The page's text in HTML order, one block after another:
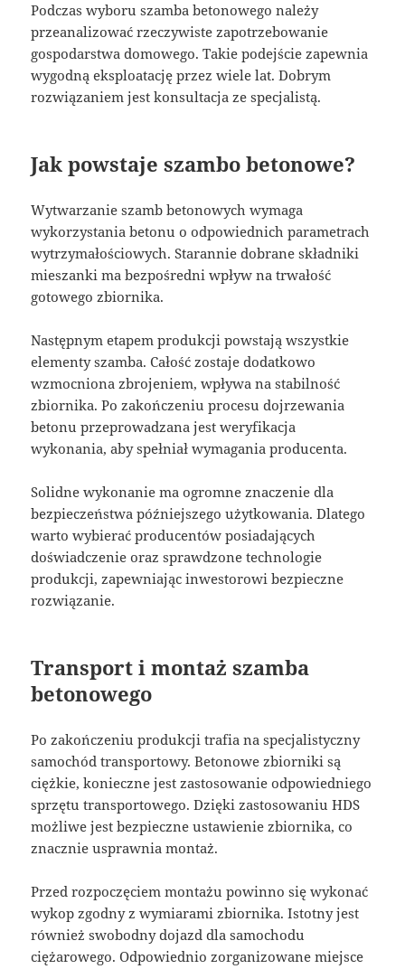
Podczas wyboru szamba betonowego należy
przeanalizować rzeczywiste zapotrzebowanie
gospodarstwa domowego. Takie podejście zapewnia
wygodną eksploatację przez wiele lat. Dobrym
rozwiązaniem jest konsultacja ze specjalistą.
Jak powstaje szambo betonowe?
Wytwarzanie szamb betonowych wymaga
wykorzystania betonu o odpowiednich parametrach
wytrzymałościowych. Starannie dobrane składniki
mieszanki ma bezpośredni wpływ na trwałość
gotowego zbiornika.
Następnym etapem produkcji powstają wszystkie
elementy szamba. Całość zostaje dodatkowo
wzmocniona zbrojeniem, wpływa na stabilność
zbiornika. Po zakończeniu procesu dojrzewania
betonu przeprowadzana jest weryfikacja
wykonania, aby spełniał wymagania producenta.
Solidne wykonanie ma ogromne znaczenie dla
bezpieczeństwa późniejszego użytkowania. Dlatego
warto wybierać producentów posiadających
doświadczenie oraz sprawdzone technologie
produkcji, zapewniając inwestorowi bezpieczne
rozwiązanie.
Transport i montaż szamba
betonowego
Po zakończeniu produkcji trafia na specjalistyczny
samochód transportowy. Betonowe zbiorniki są
ciężkie, konieczne jest zastosowanie odpowiedniego
sprzętu transportowego. Dzięki zastosowaniu HDS
możliwe jest bezpieczne ustawienie zbiornika, co
znacznie usprawnia montaż.
Przed rozpoczęciem montażu powinno się wykonać
wykop zgodny z wymiarami zbiornika. Istotny jest
również swobodny dojazd dla samochodu
ciężarowego. Odpowiednio zorganizowane miejsce